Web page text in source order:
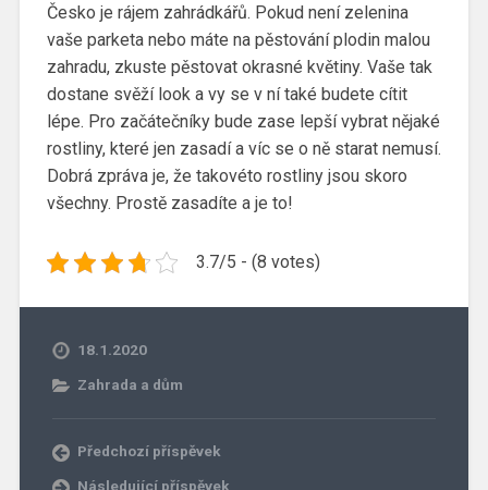
Česko je rájem zahrádkářů. Pokud není zelenina
vaše parketa nebo máte na pěstování plodin malou
zahradu, zkuste pěstovat okrasné květiny. Vaše tak
dostane svěží look a vy se v ní také budete cítit
lépe. Pro začátečníky bude zase lepší vybrat nějaké
rostliny, které jen zasadí a víc se o ně starat nemusí.
Dobrá zpráva je, že takovéto rostliny jsou skoro
všechny. Prostě zasadíte a je to!
3.7/5 - (8 votes)
18.1.2020
Zahrada a dům
Předchozí příspěvek
Následující příspěvek